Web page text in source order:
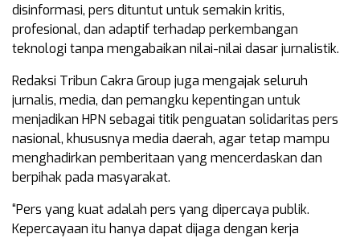
disinformasi, pers dituntut untuk semakin kritis,
profesional, dan adaptif terhadap perkembangan
teknologi tanpa mengabaikan nilai-nilai dasar jurnalistik.
Redaksi Tribun Cakra Group juga mengajak seluruh
jurnalis, media, dan pemangku kepentingan untuk
menjadikan HPN sebagai titik penguatan solidaritas pers
nasional, khususnya media daerah, agar tetap mampu
menghadirkan pemberitaan yang mencerdaskan dan
berpihak pada masyarakat.
“Pers yang kuat adalah pers yang dipercaya publik.
Kepercayaan itu hanya dapat dijaga dengan kerja